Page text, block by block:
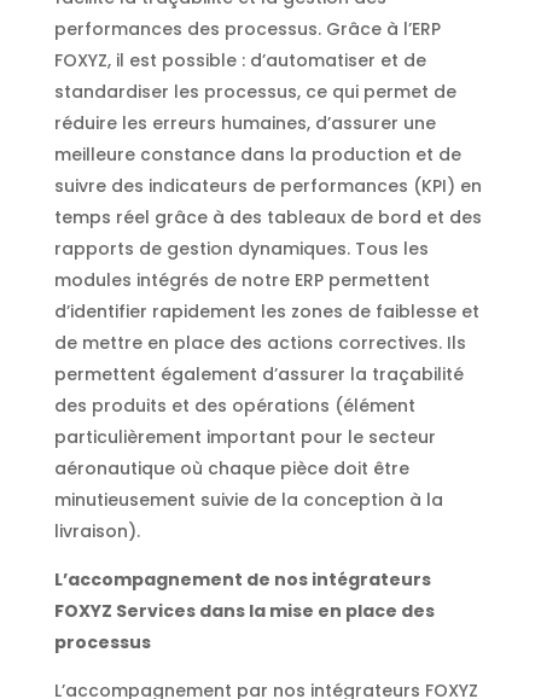
performances des processus. Grâce à l’ERP
FOXYZ, il est possible : d’automatiser et de
standardiser les processus, ce qui permet de
réduire les erreurs humaines, d’assurer une
meilleure constance dans la production et de
suivre des indicateurs de performances (KPI) en
temps réel grâce à des tableaux de bord et des
rapports de gestion dynamiques. Tous les
modules intégrés de notre ERP permettent
d’identifier rapidement les zones de faiblesse et
de mettre en place des actions correctives. Ils
permettent également d’assurer la traçabilité
des produits et des opérations (élément
particulièrement important pour le secteur
aéronautique où chaque pièce doit être
minutieusement suivie de la conception à la
livraison).
L’accompagnement de nos intégrateurs
FOXYZ Services dans la mise en place des
processus
L’accompagnement par nos intégrateurs FOXYZ